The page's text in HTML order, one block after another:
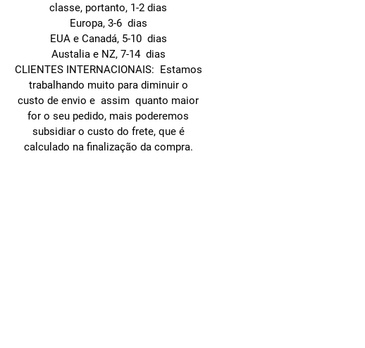
classe, portanto, 1-2 dias
Europa, 3-6 dias
EUA e Canadá, 5-10 dias
Austalia e NZ, 7-14 dias
CLIENTES INTERNACIONAIS: Estamos
trabalhando muito para diminuir o
custo de envio e assim quanto maior
for o seu pedido, mais poderemos
subsidiar o custo do frete, que é
calculado na finalização da compra.